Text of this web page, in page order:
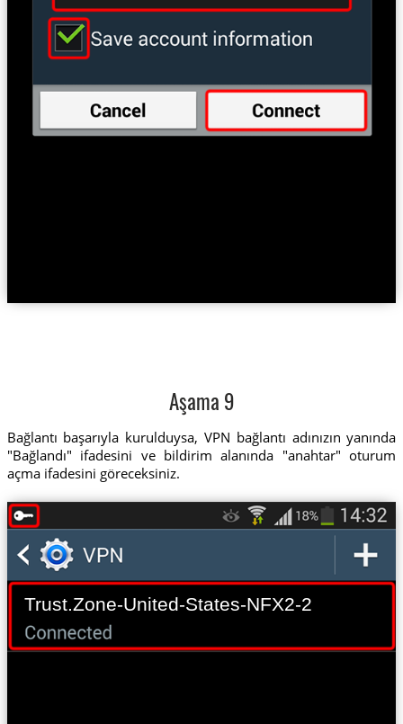
Aşama 9
Bağlantı başarıyla kurulduysa, VPN bağlantı adınızın yanında
"Bağlandı" ifadesini ve bildirim alanında "anahtar" oturum
açma ifadesini göreceksiniz.
Trust.Zone-United-States-NFX2-2